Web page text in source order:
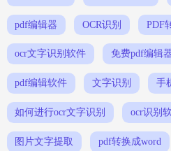
pdf编辑器 OCR识别 PDF
ocr文字识别软件 免费pdf编辑
pdf编辑软件 文字识别 手
如何进行ocr文字识别 ocr识别
图片文字提取 pdf转换成word